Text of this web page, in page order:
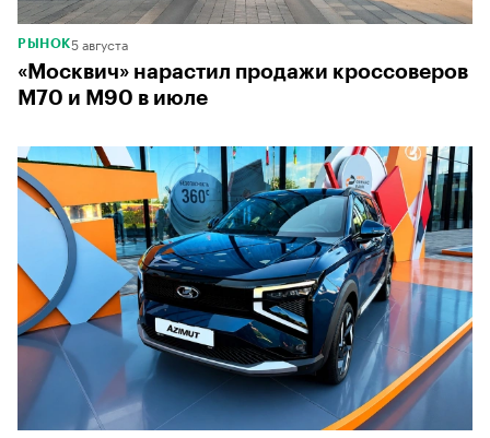
РЫНОК5 августа
«Москвич» нарастил продажи кроссоверов
М70 и М90 в июле